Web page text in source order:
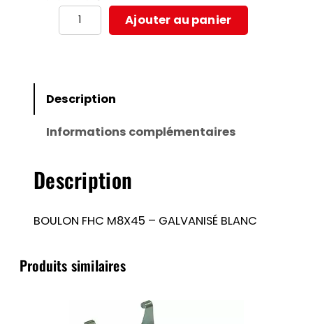
quantité
de
M8X45
GALVANISÉ
Ajouter au panier
Description
Informations complémentaires
Description
BOULON FHC M8X45 – GALVANISÉ BLANC
Produits similaires